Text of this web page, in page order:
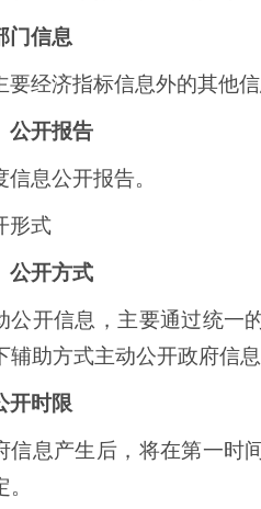
门信息
要经济指标信息外的其他
公开报告
信息公开报告。
形式
公开方式
公开信息，主要通过统一
辅助方式主动公开政府信
开时限
信息产生后，将在第一时